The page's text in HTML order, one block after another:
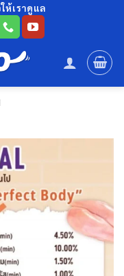
ห้เราดูแล